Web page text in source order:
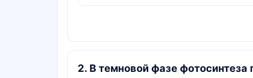
2. В темновой фазе фотосинтеза